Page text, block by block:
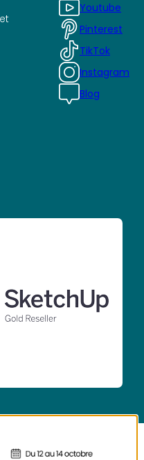
Youtube
Pinterest
TikTok
Instagram
Blog